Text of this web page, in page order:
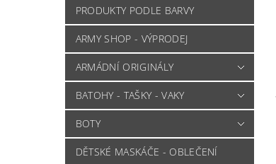
PRODUKTY PODLE BARVY
ARMY SHOP - VÝPRODEJ
ARMÁDNÍ ORIGINÁLY
BATOHY - TAŠKY - VAKY
BOTY
DĚTSKÉ MASKÁČE - OBLEČENÍ